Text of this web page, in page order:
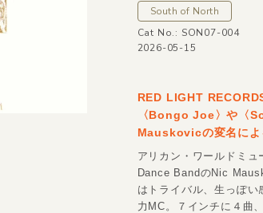
South of North
Cat No.: SON07-004
2026-05-15
RED LIGHT
〈Bongo Joe〉や〈
Mauskovicの変名によ
アリカン・ワールドミ
Dance BandのNic
はトライバル、生っぽ
力MC。７インチに４曲